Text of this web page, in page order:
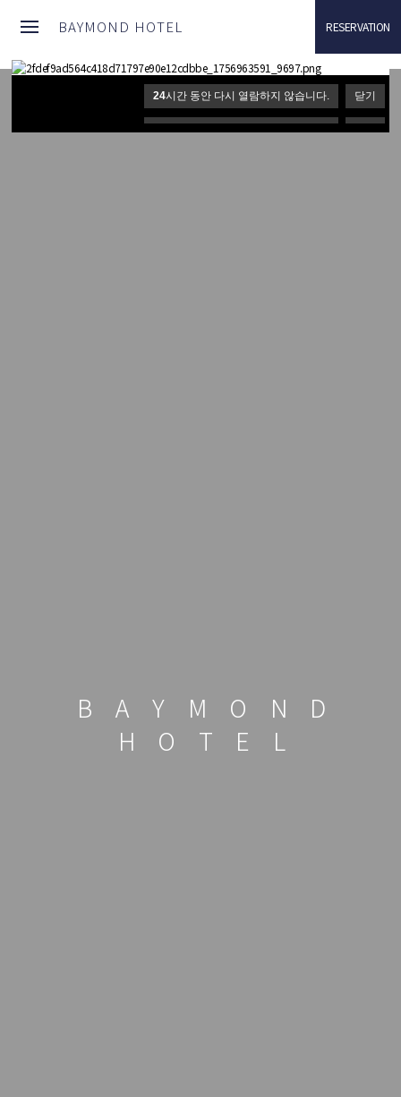
24시간 동안 다시 열람하지 않습니다. 닫기
24시간 동안 다시 열람하지 않습니다. 닫기
BAYMOND HOTEL RESERVATION
B A Y M O N
D
H
O T E L